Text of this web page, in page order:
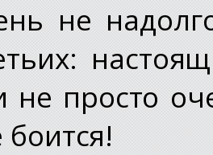
не
не просто